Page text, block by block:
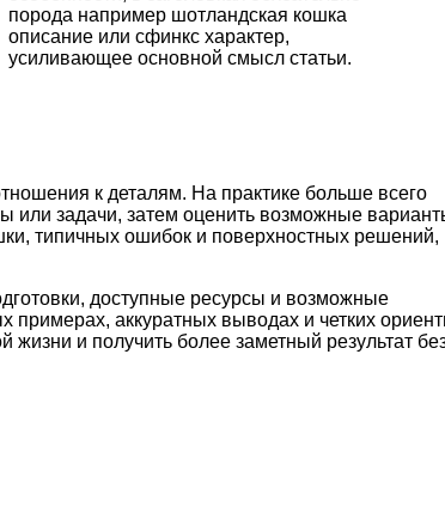
порода например шотландская кошка
описание или сфинкс характер,
усиливающее основной смысл статьи.
к деталям. На практике больше всего
или задачи, затем оценить возможные
типичных ошибок и поверхностных решений,
доступные ресурсы и возможные
аккуратных выводах и четких
жизни и получить более заметный результат